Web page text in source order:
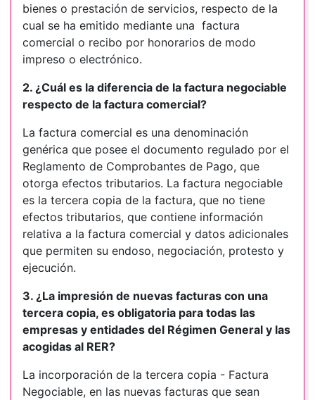
bienes o prestación de servicios, respecto de la
cual se ha emitido mediante una factura
comercial o recibo por honorarios de modo
impreso o electrónico.
2. ¿Cuál es la diferencia de la factura negociable
respecto de la factura comercial?
La factura comercial es una denominación
genérica que posee el documento regulado por el
Reglamento de Comprobantes de Pago, que
otorga efectos tributarios. La factura negociable
es la tercera copia de la factura, que no tiene
efectos tributarios, que contiene información
relativa a la factura comercial y datos adicionales
que permiten su endoso, negociación, protesto y
ejecución.
3. ¿La impresión de nuevas facturas con una
tercera copia, es obligatoria para todas las
empresas y entidades del Régimen General y las
acogidas al RER?
La incorporación de la tercera copia - Factura
Negociable, en las nuevas facturas que sean